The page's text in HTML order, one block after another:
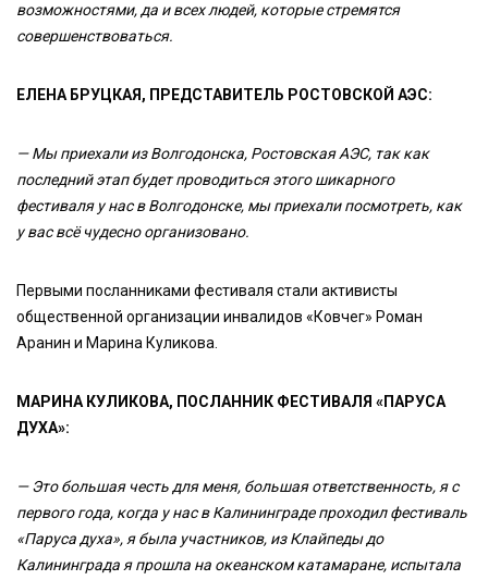
возможностями, да и всех людей, которые стремятся
совершенствоваться.
ЕЛЕНА БРУЦКАЯ, ПРЕДСТАВИТЕЛЬ РОСТОВСКОЙ АЭС:
— Мы приехали из Волгодонска, Ростовская АЭС, так как
последний этап будет проводиться этого шикарного
фестиваля у нас в Волгодонске, мы приехали посмотреть, как
у вас всё чудесно организовано.
Первыми посланниками фестиваля стали активисты
общественной организации инвалидов «Ковчег» Роман
Аранин и Марина Куликова.
МАРИНА КУЛИКОВА, ПОСЛАННИК ФЕСТИВАЛЯ «ПАРУСА
ДУХА»:
— Это большая честь для меня, большая ответственность, я с
первого года, когда у нас в Калининграде проходил фестиваль
«Паруса духа», я была участников, из Клайпеды до
Калининграда я прошла на океанском катамаране, испытала